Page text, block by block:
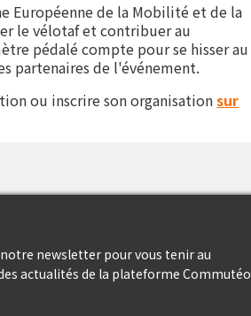
Européenne de la Mobilité et de la
le vélotaf et contribuer au
pédalé compte pour se hisser au
partenaires de l'événement.
ou inscrire son organisationsur
notre newsletter pour vous tenir au
actualités de la plateforme Commutéo